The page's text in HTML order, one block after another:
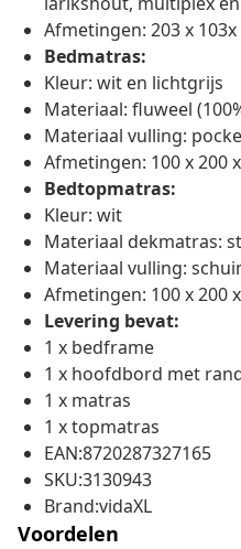
Afmetingen: 203 x 103x
Bedmatras:
Kleur: wit en lichtgrijs
Materiaal: fluweel
Materiaal vulling:
Afmetingen: 100 x 200
Bedtopmatras:
Kleur: wit
Materiaal dekmatras:
Materiaal vulling:
Afmetingen: 100 x 200
Levering bevat:
1 x bedframe
1 x hoofdbord met
1 x matras
1 x topmatras
EAN:8720287327165
SKU:3130943
Brand:vidaXL
Voordelen